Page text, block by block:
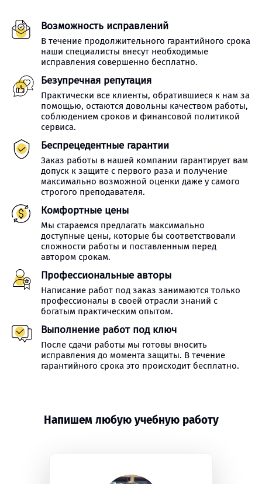
Возможность исправлений
В течение продолжительного гарантийного срока
наши специалисты внесут необходимые
исправления совершенно бесплатно.
Безупречная репутация
Практически все клиенты, обратившиеся к нам за
помощью, остаются довольны качеством работы,
соблюдением сроков и финансовой политикой
сервиса.
Беспрецедентные гарантии
Заказ работы в нашей компании гарантирует вам
допуск к защите с первого раза и получение
максимально возможной оценки даже у самого
строгого преподавателя.
Комфортные цены
Мы стараемся предлагать максимально
доступные цены, которые бы соответствовали
сложности работы и поставленным перед
автором срокам.
Профессиональные авторы
Написание работ под заказ занимаются только
профессионалы в своей отрасли знаний с
богатым практическим опытом.
Выполнение работ под ключ
После сдачи работы мы готовы вносить
исправления до момента защиты. В течение
гарантийного срока это происходит бесплатно.
Напишем любую учебную работу